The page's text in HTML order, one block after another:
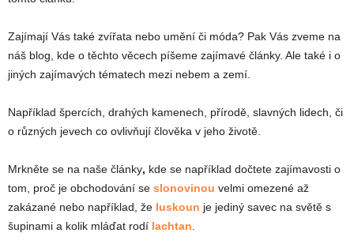
Zajímají Vás také zvířata nebo umění či móda? Pak Vás zveme na
náš blog, kde o těchto věcech píšeme zajímavé články. Ale také i o
jiných zajímavých tématech mezi nebem a zemí.
Například špercích, drahých kamenech, přírodě, slavných lidech, či
o různých jevech co ovlivňují člověka v jeho životě.
Mrkněte se na naše články, kde se například dočtete zajímavosti o
tom, proč je obchodování se slonovinou velmi omezené až
zakázané nebo například, že luskoun je jediný savec na světě s
šupinami a kolik mláďat rodí lachtan.